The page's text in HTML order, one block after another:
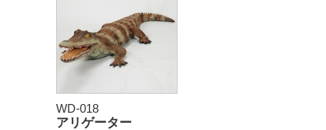
WD-018
アリゲーター